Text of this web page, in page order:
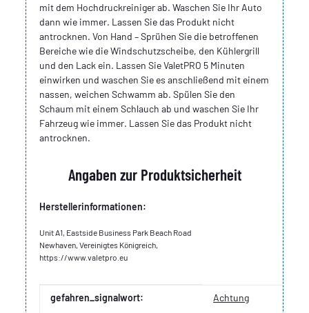
mit dem Hochdruckreiniger ab. Waschen Sie Ihr Auto
dann wie immer. Lassen Sie das Produkt nicht
antrocknen. Von Hand – Sprühen Sie die betroffenen
Bereiche wie die Windschutzscheibe, den Kühlergrill
und den Lack ein. Lassen Sie ValetPRO 5 Minuten
einwirken und waschen Sie es anschließend mit einem
nassen, weichen Schwamm ab. Spülen Sie den
Schaum mit einem Schlauch ab und waschen Sie Ihr
Fahrzeug wie immer. Lassen Sie das Produkt nicht
antrocknen.
Angaben zur Produktsicherheit
Herstellerinformationen:
Unit A1, Eastside Business Park Beach Road
Newhaven, Vereinigtes Königreich,
https://www.valetpro.eu
Produkteigenschaft
Wert
gefahren_signalwort: Achtung